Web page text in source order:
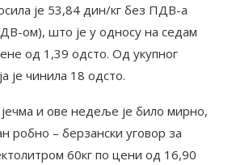
је 53,84 дин/кг без ПДВ-а
ом), што је у односу на седам
од 1,39 одсто. Од укупног
је чинила 18 одсто.
и ове недеље је било мирно,
робно – берзански уговор за
60кг по цени од 16,90